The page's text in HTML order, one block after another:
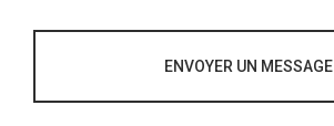
ENVOYER UN MESSAGE